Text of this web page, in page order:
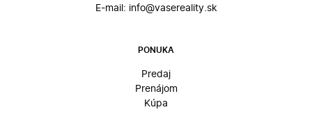
E-mail: info@vasereality.sk
PONUKA
Predaj
Prenájom
Kúpa